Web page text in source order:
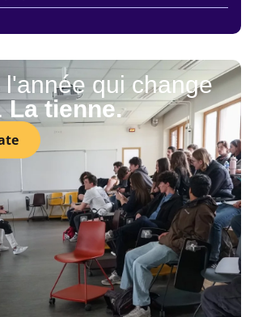
l'année qui change
La tienne.